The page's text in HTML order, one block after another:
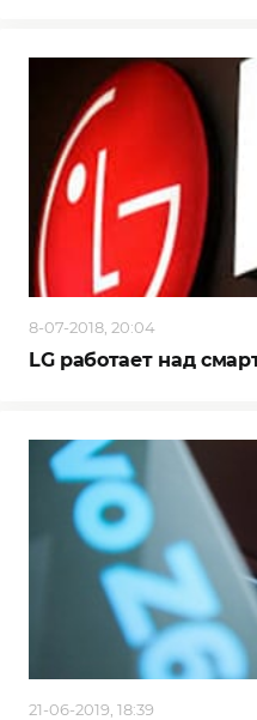
8-07-2018, 20:04
LG работает над
21-06-2019, 18:39